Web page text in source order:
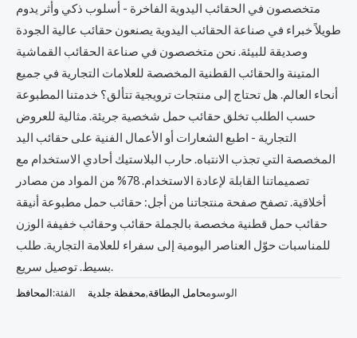
متخصصون في الحقائب اليدوية الفاخرة - أسلوب ذكي وأثر يدوم
طويلاً خبراء في صناعة الحقائب اليدوية يصنعون حقائب عالية الجودة
وصديقة للبيئة. نحن متخصصون في صناعة الحقائب القماشية
المتينة والحقائب القطنية المخصصة للعلامات التجارية في جميع
أنحاء العالم. هل تحتاج إلى منتجات ترويجية تتألق؟ خدمتنا المطبوعة
حسب الطلب تخلق حقائب حمل شخصية جريئة. مثالية للعروض
التجارية - اطبع الشعارات أو الأعمال الفنية على حقائب اليد
المخصصة التي تجذب الانتباه. حارب البلاستيك أحادي الاستخدام مع
تصميماتنا القابلة لإعادة الاستخدام. 78% من المواد من مصادر
أخلاقية. تصفح صفحة منتجاتنا من أجل: حقائب حمل مطبوعة أنيقة
حقائب حمل قطنية مخصصة بالجملة حقائب وحقائب خفيفة الوزن
للمناسبات حوّل العناصر اليومية إلى سفراء للعلامة التجارية. طلب
بسيط. توصيل سريع.
الفئة:المحافظ الوسومحامل البطاقة,محفظة جلدية